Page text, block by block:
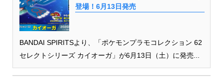
登場！6月13日発売
BANDAI SPIRITSより、「ポケモンプラモコレクション 62
セレクトシリーズ カイオーガ」が6月13日（土）に発売...